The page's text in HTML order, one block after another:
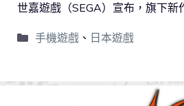
世嘉遊戲（SEGA）宣布，旗下新
手機遊戲、 日本遊戲